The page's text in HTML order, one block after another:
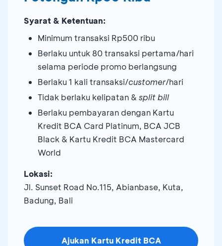
Syarat & Ketentuan:
Minimum transaksi Rp500 ribu
Berlaku untuk 80 transaksi pertama/hari
selama periode promo berlangsung
Berlaku 1 kali transaksi/customer/hari
Tidak berlaku kelipatan & split bill
Berlaku pembayaran dengan Kartu
Kredit BCA Card Platinum, BCA JCB
Black & Kartu Kredit BCA Mastercard
World
Lokasi:
Jl. Sunset Road No.115, Abianbase, Kuta,
Badung, Bali
Ajukan Kartu Kredit BCA